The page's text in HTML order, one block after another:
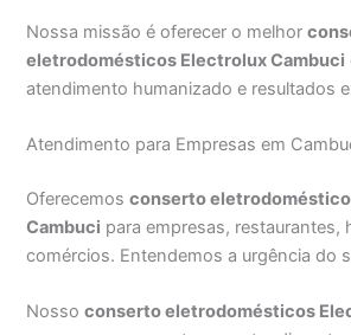
Nossa missão é oferecer o melhor
eletrodomésticos Electrolux Cambuci
atendimento humanizado e resultados
Atendimento para Empresas em
Oferecemosconserto
Cambuci para empresas, restaurantes,
comércios. Entendemos a urgência do
Nossoconserto eletrodomésticos